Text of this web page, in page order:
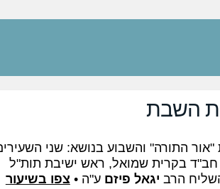
השבת
התורה" והשבוע בנושא: שני
בקרית שמואל, ראש ישיבת תות"ל
הרב יגאל פיזם ע"ה • צפו בשיעור